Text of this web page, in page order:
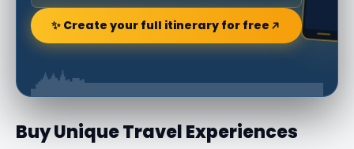
✨ Create your full itinerary for free
Buy Unique Travel Experiences